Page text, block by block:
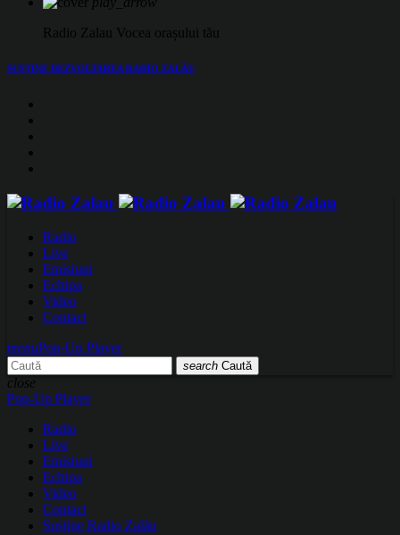
Radio Zalau
Vocea orașului tău
SUSȚINE DEZVOLTAREA RADIO ZALĂU
Radio
Live
Emisiuni
Echipa
Video
Contact
menuPop-Up Player
search Caută
close
Pop-Up Player
Radio
Live
Emisiuni
Echipa
Video
Contact
Susține Radio Zalău